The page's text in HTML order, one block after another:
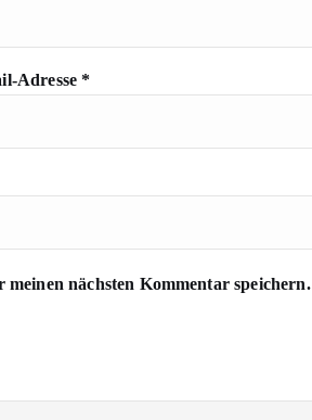
Adresse *
nächsten Kommentar speichern.